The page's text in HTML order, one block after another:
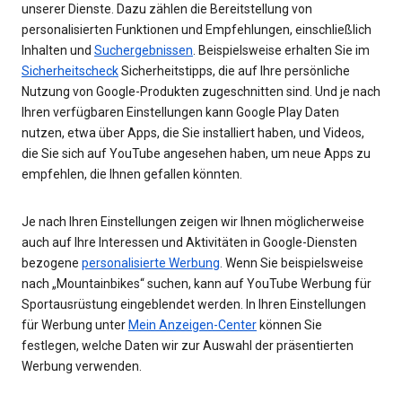
unserer Dienste. Dazu zählen die Bereitstellung von
personalisierten Funktionen und Empfehlungen, einschließlich
Inhalten und Suchergebnissen . Beispielsweise erhalten Sie im
SicherheitscheckSicherheitstipps, die auf Ihre persönliche
Nutzung von Google-Produkten zugeschnitten sind. Und je nach
Ihren verfügbaren Einstellungen kann Google Play Daten
nutzen, etwa über Apps, die Sie installiert haben, und Videos,
die Sie sich auf YouTube angesehen haben, um neue Apps zu
empfehlen, die Ihnen gefallen könnten.
Je nach Ihren Einstellungen zeigen wir Ihnen möglicherweise
auch auf Ihre Interessen und Aktivitäten in Google-Diensten
bezogene personalisierte Werbung . Wenn Sie beispielsweise
nach „Mountainbikes“ suchen, kann auf YouTube Werbung für
Sportausrüstung eingeblendet werden. In Ihren Einstellungen
für Werbung unterMein Anzeigen-Centerkönnen Sie
festlegen, welche Daten wir zur Auswahl der präsentierten
Werbung verwenden.